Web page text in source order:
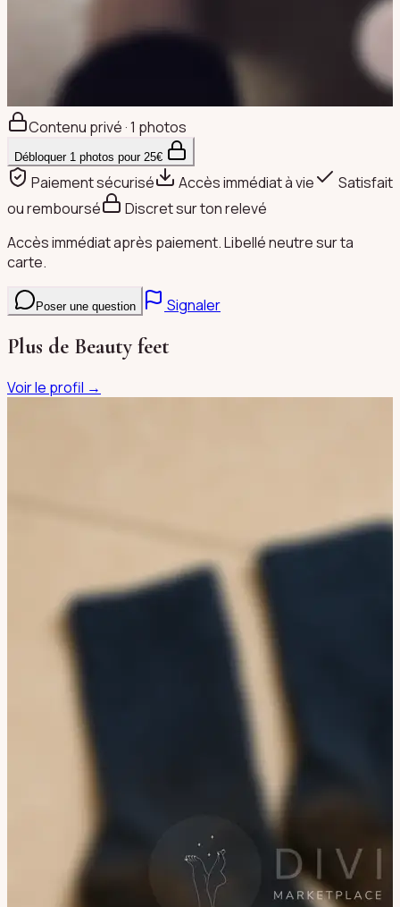
Contenu privé · 1 photos
Débloquer 1 photos pour 25€
Paiement sécurisé Accès immédiat à vie
Satisfait
ou remboursé
Discret sur ton relevé
Accès immédiat après paiement. Libellé neutre sur ta
carte.
Poser une question Signaler
Plus de Beauty feet
Voir le profil →